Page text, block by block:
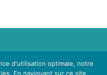
Lot-et-Garonne. Voir
de Confidentialité.
d'utilisation optimale, notre
En naviguant sur ce site,